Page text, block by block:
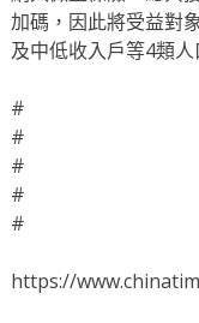
加碼，因此將受益對
及中低收入戶等4類
#
#
#
#
#
https://